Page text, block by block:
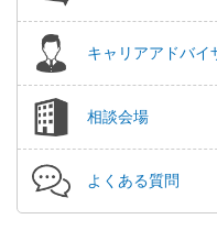
キャリアアドバイ
相談会場
よくある質問